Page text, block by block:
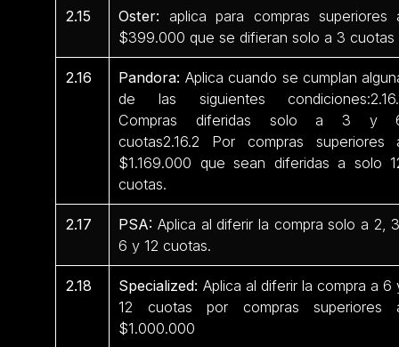
2.15 Oster: aplica para compras superiores
$399.000 que se difieran solo a 3 cuotas
2.16 Pandora: Aplica cuando se cumplan
de las siguientes
Compras diferidas solo a 3 y
cuotas2.16.2 Por compras superiores
$1.169.000 que sean diferidas a solo
cuotas.
2.17 PSA: Aplica al diferir la compra solo a 2,
6 y 12 cuotas.
2.18 Specialized: Aplica al diferir la compra a 6
12 cuotas por compras superiores
$1.000.000